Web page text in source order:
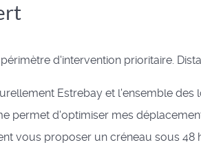
d'intervention prioritaire.
Estrebay et l'ensemble des
permet d'optimiser mes
vous proposer un créneau sous